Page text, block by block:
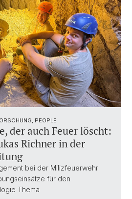
PEOPLE
der auch Feuer löscht:
Richner in der
bei der Milizfeuerwehr
für den
Thema